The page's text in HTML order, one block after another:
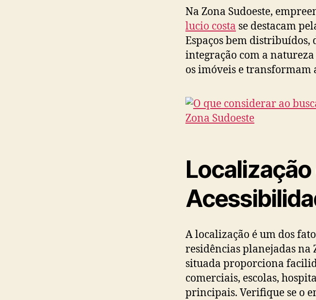
Na Zona Sudoeste,
lucio costa se destacam
Espaços bem distribuídos,
integração com a
os imóveis e transformam
Localização
A localização é um dos
residências planejadas na
situada proporciona
comerciais, escolas,
principais. Verifique se o